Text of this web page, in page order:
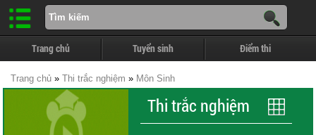
Trang chủ Tuyển sinh Điểm thi
Trang chủ » Thi trắc nghiệm » Môn Sinh
Thi trắc nghiệm